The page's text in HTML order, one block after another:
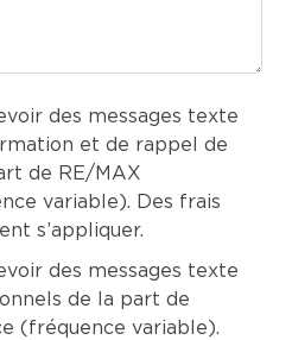
des messages texte
et de rappel de
de RE/MAX
variable). Des frais
s’appliquer.
des messages texte
de la part de
(fréquence variable).